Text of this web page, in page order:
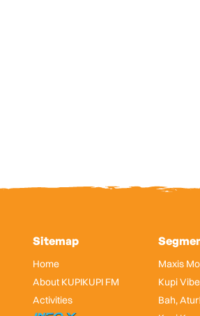
Sitemap
Home
About KUPIKUPI FM
Activities
Maxis
Kupi
Bah, Atur!